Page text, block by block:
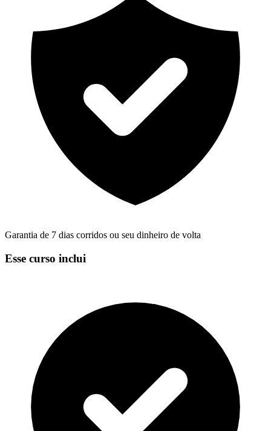
Garantia de 7 dias corridos ou seu dinheiro de volta
Esse curso inclui